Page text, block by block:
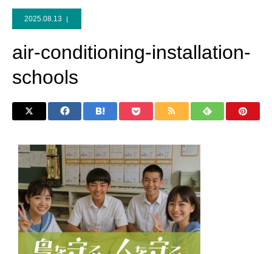
2025.08.13
air-conditioning-installation-
schools